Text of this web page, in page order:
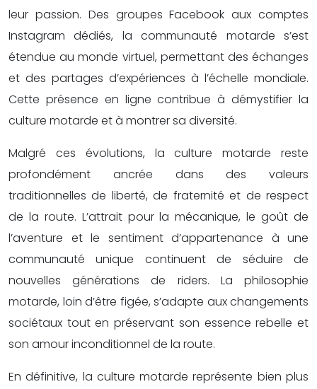
leur passion. Des groupes Facebook aux comptes
Instagram dédiés, la communauté motarde s’est
étendue au monde virtuel, permettant des échanges
et des partages d’expériences à l’échelle mondiale.
Cette présence en ligne contribue à démystifier la
culture motarde et à montrer sa diversité.
Malgré ces évolutions, la culture motarde reste
profondément ancrée dans des valeurs
traditionnelles de liberté, de fraternité et de respect
de la route. L’attrait pour la mécanique, le goût de
l’aventure et le sentiment d’appartenance à une
communauté unique continuent de séduire de
nouvelles générations de riders. La philosophie
motarde, loin d’être figée, s’adapte aux changements
sociétaux tout en préservant son essence rebelle et
son amour inconditionnel de la route.
En définitive, la culture motarde représente bien plus